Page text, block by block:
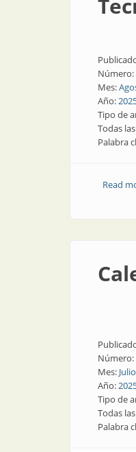
Número:
Mes:
Año:
Tipo de
Todas
Palabra
Read
Número:
Mes: Julio
Año:
Tipo de
Todas
Palabra